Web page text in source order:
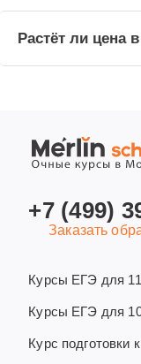
Растёт ли цена
Курсы ЕГЭ для
Курсы ЕГЭ для
Курс подготовки
+7 (499)
Заказать